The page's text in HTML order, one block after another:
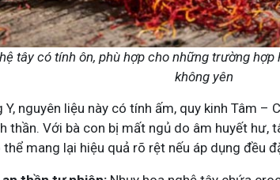
tây có tính ôn, phù hợp cho những trường
không yên
nguyên liệu này có tính ấm, quy kinh Tâm –
thần. Với bà con bị mất ngủ do âm huyết hư,
mang lại hiệu quả rõ rệt nếu áp dụng đều
95,5kthành viên
Góc nhỏ tôi chia sẻ với bà con về chuyện thuốc Nam, về
tất tần tật kiến thức sức khỏe và cách chăm sóc bản
thân theo YHCT.